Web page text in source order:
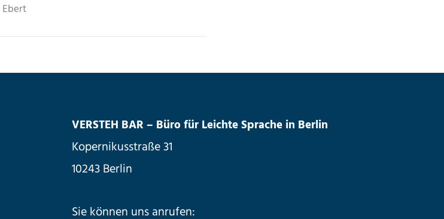
VERSTEH BAR – Büro für Leichte Sprache in Berlin
Kopernikusstraße 31
10243 Berlin
Sie können uns anrufen: